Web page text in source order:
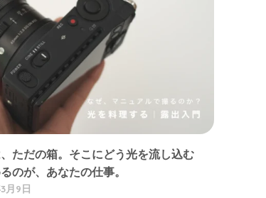
ただの箱。そこにどう光を流し込む
のが、あなたの仕事。
月9日